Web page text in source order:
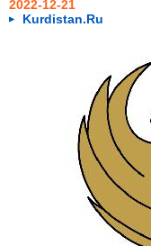
2022-12-21
Kurdistan.Ru